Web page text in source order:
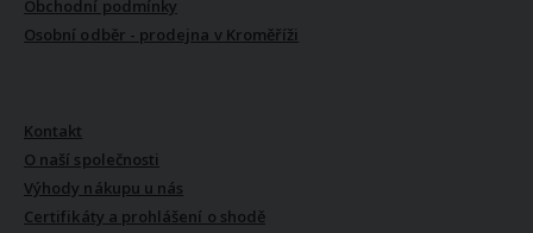
Obchodní podmínky
Osobní odběr - prodejna v Kroměříži
Kontakt
O naší společnosti
Výhody nákupu u nás
Certifikáty a prohlášení o shodě